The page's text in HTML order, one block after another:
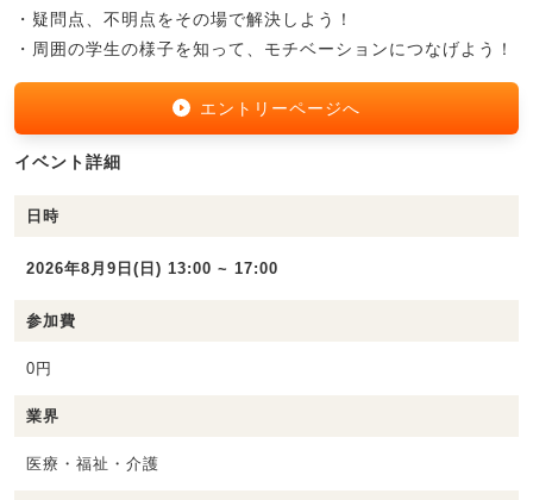
・疑問点、不明点をその場で解決しよう！
・周囲の学生の様子を知って、モチベーションにつなげよう！
エントリーページへ
イベント詳細
日時
2026年8月9日(日) 13:00 ~ 17:00
参加費
0円
業界
医療・福祉・介護